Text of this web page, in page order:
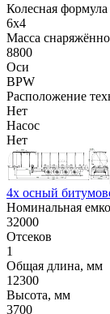
Колесная формула
6x4
Масса
8800
Оси
BPW
Расположение
Нет
Насос
Нет
4х осный
Номинальная
32000
Отсеков
1
Общая длина, мм
12300
Высота, мм
3700